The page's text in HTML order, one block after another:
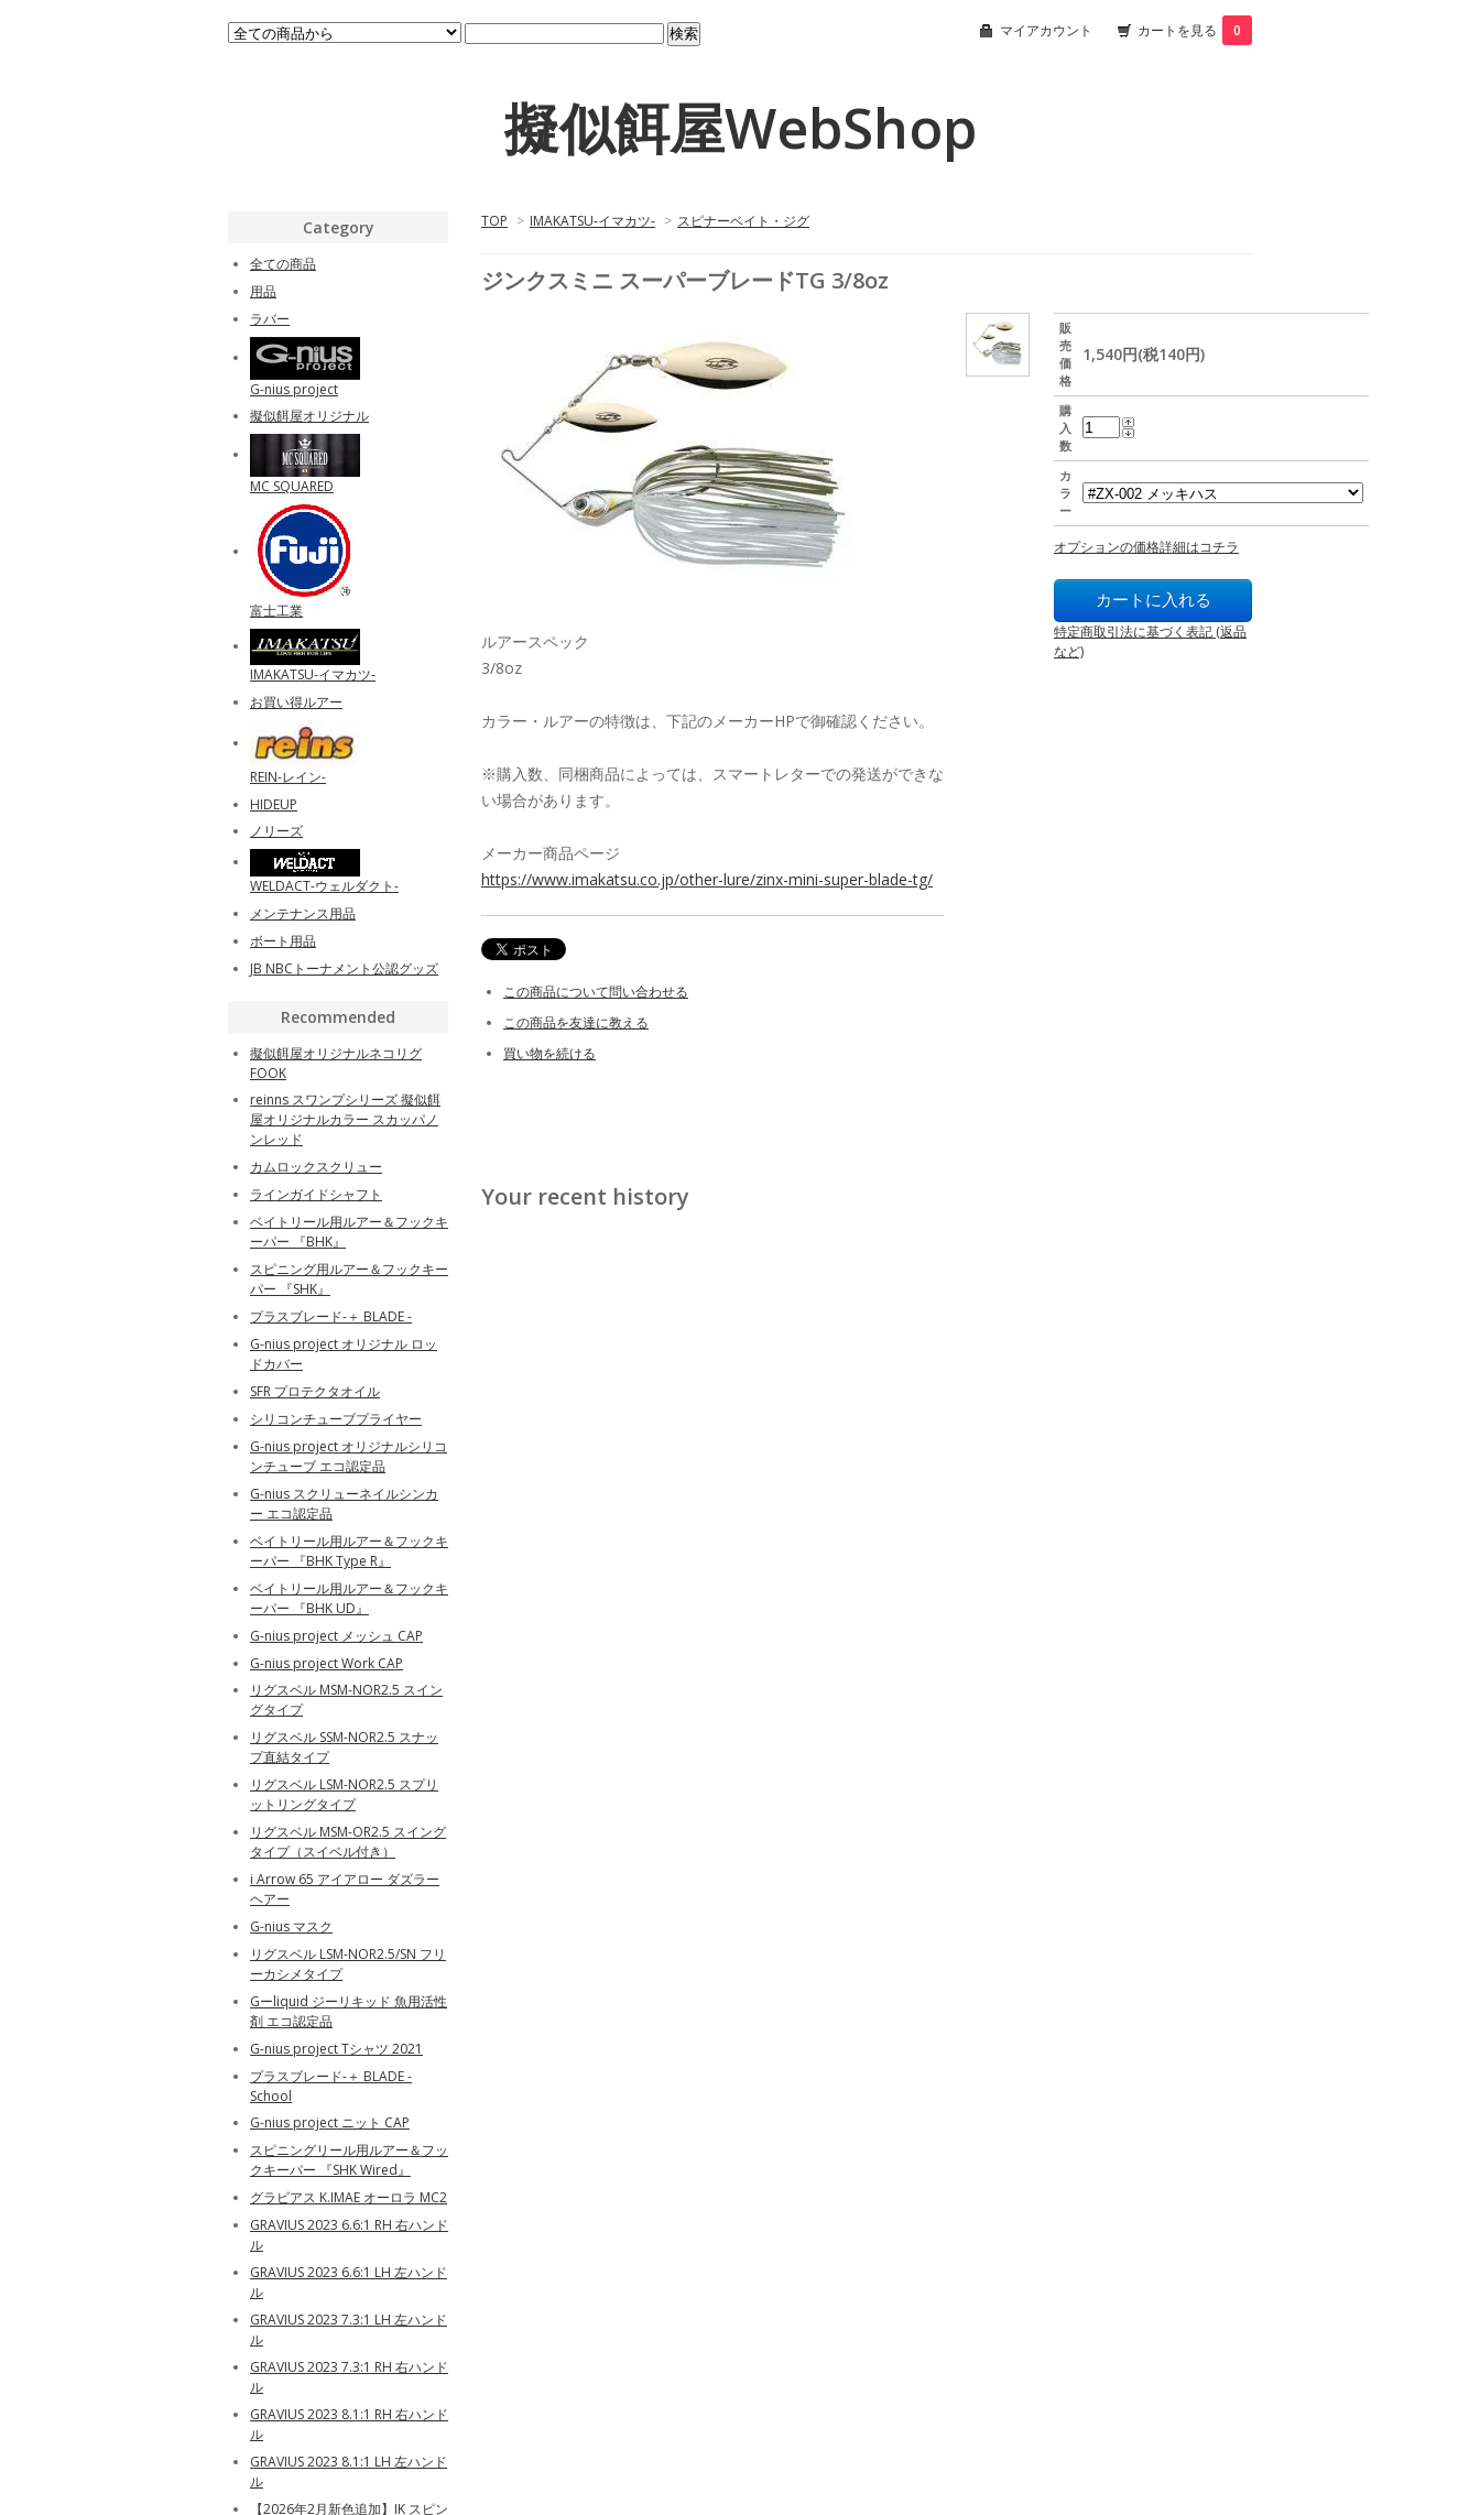
マイアカウント カートを見る 0
擬似餌屋WebShop
TOP > IMAKATSU‐イマカツ‐ > スピナーベイト・ジグ
ジンクスミニ スーパーブレードTG 3/8oz
販
売
価
格
1,540円(税140円)
購
入
数
カ
ラ
ー
オプションの価格詳細はコチラ
特定商取引法に基づく表記 (返品
など)
ルアースペック
3/8oz
カラー・ルアーの特徴は、下記のメーカーHPで御確認ください。
※購入数、同梱商品によっては、スマートレターでの発送ができな
い場合があります。
メーカー商品ページ
https://www.imakatsu.co.jp/other-lure/zinx-mini-super-blade-tg/
この商品について問い合わせる
この商品を友達に教える
買い物を続ける
Your recent history
Category
全ての商品
用品
ラバー
G-nius project
擬似餌屋オリジナル
MC SQUARED
富士工業
IMAKATSU‐イマカツ‐
お買い得ルアー
REIN-レイン-
HIDEUP
ノリーズ
WELDACT-ウェルダクト-
メンテナンス用品
ボート用品
JB NBCトーナメント公認グッズ
Recommended
擬似餌屋オリジナルネコリグ
FOOK
reinns スワンプシリーズ 擬似餌
屋オリジナルカラー スカッパノ
ンレッド
カムロックスクリュー
ラインガイドシャフト
ベイトリール用ルアー＆フックキ
ーパー 『BHK』
スピニング用ルアー＆フックキー
パー 『SHK』
プラスブレード-＋ BLADE -
G-nius project オリジナル ロッ
ドカバー
SFR プロテクタオイル
シリコンチューブプライヤー
G-nius project オリジナルシリコ
ンチューブ エコ認定品
G-nius スクリューネイルシンカ
ー エコ認定品
ベイトリール用ルアー＆フックキ
ーパー 『BHK Type R』
ベイトリール用ルアー＆フックキ
ーパー 『BHK UD』
G-nius project メッシュ CAP
G-nius project Work CAP
リグスベル MSM-NOR2.5 スイン
グタイプ
リグスベル SSM-NOR2.5 スナッ
プ直結タイプ
リグスベル LSM-NOR2.5 スプリ
ットリングタイプ
リグスベル MSM-OR2.5 スイング
タイプ（スイベル付き）
i Arrow 65 アイアロー ダズラー
ヘアー
G-nius マスク
リグスベル LSM-NOR2.5/SN フリ
ーカシメタイプ
Gーliquid ジーリキッド 魚用活性
剤 エコ認定品
G-nius project Tシャツ 2021
プラスブレード-＋ BLADE -
School
G-nius project ニット CAP
スピニングリール用ルアー＆フッ
クキーパー 『SHK Wired』
グラビアス K.IMAE オーロラ MC2
GRAVIUS 2023 6.6:1 RH 右ハンド
ル
GRAVIUS 2023 6.6:1 LH 左ハンド
ル
GRAVIUS 2023 7.3:1 LH 左ハンド
ル
GRAVIUS 2023 7.3:1 RH 右ハンド
ル
GRAVIUS 2023 8.1:1 RH 右ハンド
ル
GRAVIUS 2023 8.1:1 LH 左ハンド
ル
【2026年2月新色追加】IK スピン